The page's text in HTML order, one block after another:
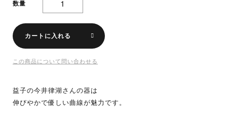
数量
カートに入れる
この商品について問い合わせる
益子の今井律湖さんの器は
伸びやかで優しい曲線が魅力です。